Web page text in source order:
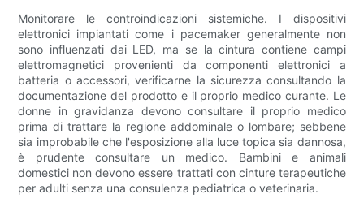
Monitorare le controindicazioni sistemiche. I dispositivi
elettronici impiantati come i pacemaker generalmente non
sono influenzati dai LED, ma se la cintura contiene campi
elettromagnetici provenienti da componenti elettronici a
batteria o accessori, verificarne la sicurezza consultando la
documentazione del prodotto e il proprio medico curante. Le
donne in gravidanza devono consultare il proprio medico
prima di trattare la regione addominale o lombare; sebbene
sia improbabile che l'esposizione alla luce topica sia dannosa,
è prudente consultare un medico. Bambini e animali
domestici non devono essere trattati con cinture terapeutiche
per adulti senza una consulenza pediatrica o veterinaria.